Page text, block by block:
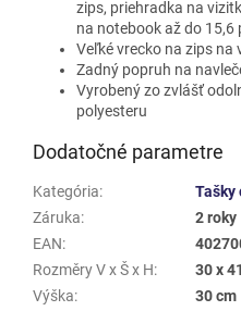
zips, priehradka na
na notebook až do 15,6
Veľké vrecko na zips na
Zadný popruh na
Vyrobený zo zvlášť
polyesteru
Dodatočné parametre
Kategória:
Tašky
Záruka:
2 roky
EAN:
Rozměry V x Š x H:
30 x
Výška:
30 cm